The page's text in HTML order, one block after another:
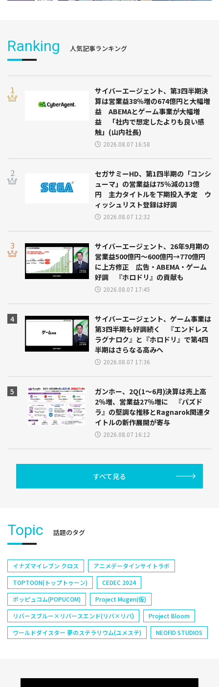
Ranking 人気記事ランキング
サイバーエージェント、第3四半期決
算は営業益38％増の674億円と大幅増
益 ABEMAとゲーム事業が大幅増
益 「社内で想定したよりも良い感
触」(山内社長)
2026.08.07 16:58
セガサミーHD、第1四半期の「コンシ
ューマ」の営業益は75％減の13億
円 主力タイトルを下期投入予定 ウ
ィッシュリスト登録は好調
2026.08.07 12:32
サイバーエージェント、26年9月期の
営業益500億円～600億円→770億円
に上方修正 広告・ABEMA・ゲーム
好調 『ホロドリ』の貢献も
2026.08.07 17:45
サイバーエージェント、ゲーム事業は
第3四半期も好調続く 『エンドレス
ラグナロク』と『ホロドリ』で第4四
半期はさらなる高みへ
2026.08.07 17:36
ガンホー、2Q(1～6月)決算は売上高
2％増、営業益27％増に 『パズド
ラ』の堅調な推移とRagnarok関連タ
イトルの新作展開が寄与
2026.08.07 16:12
すべて見る
Topic 話題のタグ
イナズマイレブン クロス
アニメデータインサイトラボ
TOPTOON(トップトゥーン)
CEDEC 2024
ポッピュコム(POPUCOM)
Project Mugen(仮)
リバースブルー×リバースエンド(リバ×リバ)
Project Bloom
ワールドダイスター 夢のステラリウム(ユメステ)
NEOFID STUDIOS